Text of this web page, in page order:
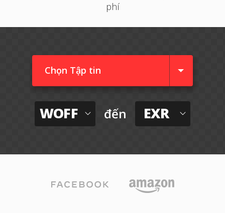
phí
Chọn Tập tin
WOFF đến EXR